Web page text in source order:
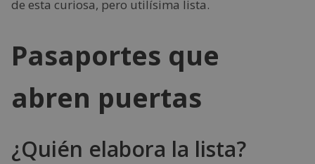
de esta curiosa, pero utilísima lista.
Pasaportes que
abren puertas
¿Quién elabora la lista?